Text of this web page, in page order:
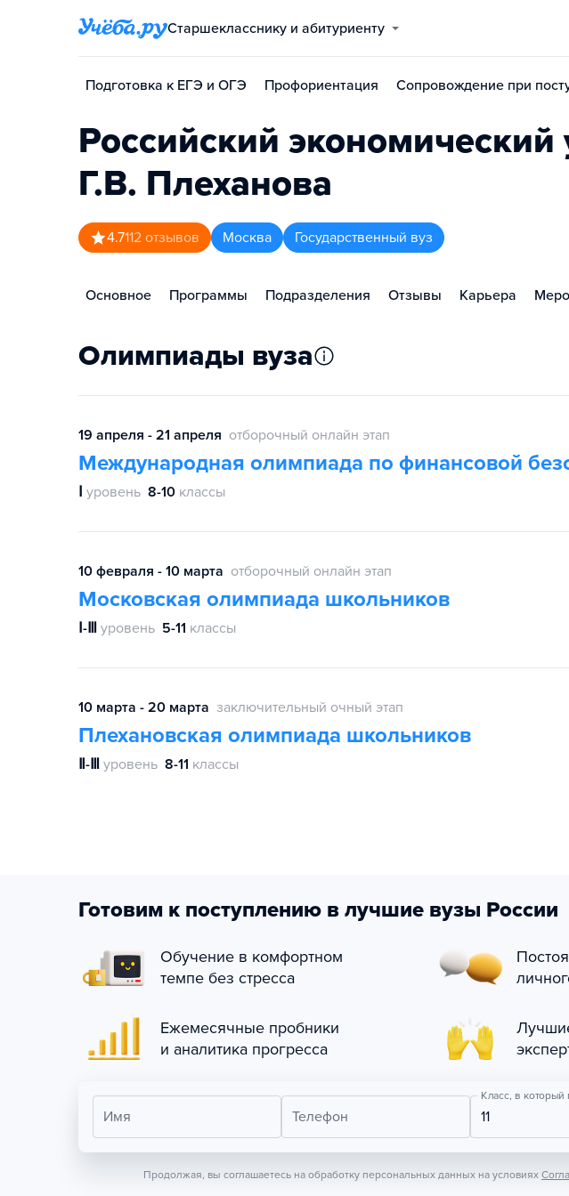
Старшекласснику и абитуриенту
Подготовка к ЕГЭ и ОГЭ Профориентация Сопровождение при
Российский экономический
Г.В. Плеханова
4.7112 отзывов Москва Государственный вуз
Основное Программы Подразделения Отзывы Карьера
Олимпиады вуза
19 апреля - 21 апреля отборочный онлайн этап
Международная олимпиада по финансовой
Ⅰ уровень 8-10 классы
10 февраля - 10 марта отборочный онлайн этап
Московская олимпиада школьников
Ⅰ-Ⅲ уровень 5-11 классы
10 марта - 20 марта заключительный очный этап
Плехановская олимпиада школьников
Ⅱ-Ⅲ уровень 8-11 классы
Готовим к поступлению в лучшие вузы России
Обучение в комфортном
темпе без стресса
Ежемесячные пробники
и аналитика прогресса
Имя Телефон
Класс, в
11
Продолжая, вы соглашаетесь на обработку персональных данных на условиях